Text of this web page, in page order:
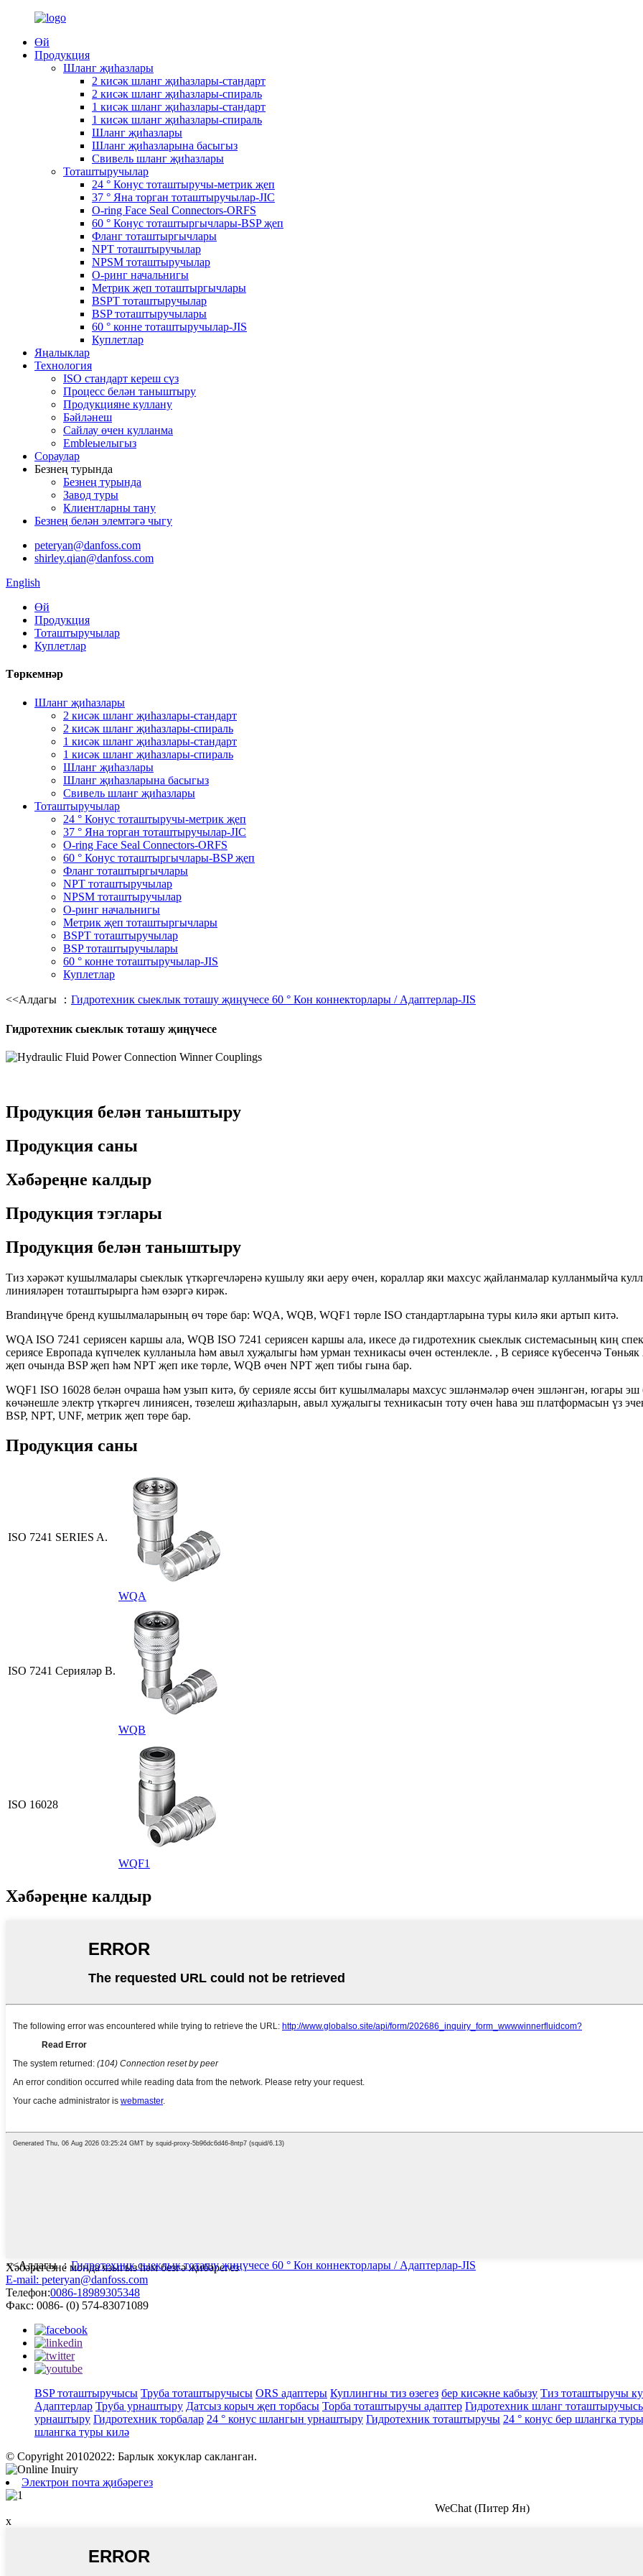
Өй
Продукция
Шланг җиһазлары
2 кисәк шланг җиһазлары-стандарт
2 кисәк шланг җиһазлары-спираль
1 кисәк шланг җиһазлары-стандарт
1 кисәк шланг җиһазлары-спираль
Шланг җиһазлары
Шланг җиһазларына басыгыз
Свивель шланг җиһазлары
Тоташтыручылар
24 ° Конус тоташтыручы-метрик җеп
37 ° Яна торган тоташтыручылар-JIC
O-ring Face Seal Connectors-ORFS
60 ° Конус тоташтыргычлары-BSP җеп
Фланг тоташтыргычлары
NPT тоташтыручылар
NPSM тоташтыручылар
О-ринг начальнигы
Метрик җеп тоташтыргычлары
BSPT тоташтыручылар
BSP тоташтыручылары
60 ° конне тоташтыручылар-JIS
Куплетлар
Яңалыклар
Технология
ISO стандарт кереш сүз
Процесс белән таныштыру
Продукцияне куллану
Бәйләнеш
Сайлау өчен кулланма
Embleыелыгыз
Сораулар
Безнең турында
Безнең турында
Завод туры
Клиентларны тану
Безнең белән элемтәгә чыгу
peteryan@danfoss.com
shirley.qian@danfoss.com
English
Өй
Продукция
Тоташтыручылар
Куплетлар
Төркемнәр
Шланг җиһазлары
2 кисәк шланг җиһазлары-стандарт
2 кисәк шланг җиһазлары-спираль
1 кисәк шланг җиһазлары-стандарт
1 кисәк шланг җиһазлары-спираль
Шланг җиһазлары
Шланг җиһазларына басыгыз
Свивель шланг җиһазлары
Тоташтыручылар
24 ° Конус тоташтыручы-метрик җеп
37 ° Яна торган тоташтыручылар-JIC
O-ring Face Seal Connectors-ORFS
60 ° Конус тоташтыргычлары-BSP җеп
Фланг тоташтыргычлары
NPT тоташтыручылар
NPSM тоташтыручылар
О-ринг начальнигы
Метрик җеп тоташтыргычлары
BSPT тоташтыручылар
BSP тоташтыручылары
60 ° конне тоташтыручылар-JIS
Куплетлар
<<Алдагы ： Гидротехник сыеклык тоташу җиңүчесе 60 ° Кон коннекторлары / Адаптерлар-JIS
Гидротехник сыеклык тоташу җиңүчесе
Продукция белән таныштыру
Продукция саны
Хәбәреңне калдыр
Продукция тэглары
Продукция белән таныштыру
Тиз хәрәкәт кушылмалары сыеклык үткәргечләренә кушылу яки аеру өчен, кораллар яки махсус җайланмалар кулланмыйча
линияләрен тоташтырырга һәм өзәргә кирәк.
Brandиңүче бренд кушылмаларының өч төре бар: WQA, WQB, WQF1 төрле ISO стандартларына туры килә яки артып китә.
WQA ISO 7241 сериясен каршы ала, WQB ISO 7241 сериясен каршы ала, икесе дә гидротехник сыеклык системасының киң
сериясе Европада күпчелек кулланыла һәм авыл хуҗалыгы һәм урман техникасы өчен өстенлекле. , В сериясе күбесенчә
җеп очында BSP җеп һәм NPT җеп ике төрле, WQB өчен NPT җеп тибы гына бар.
WQF1 ISO 16028 белән очраша һәм узып китә, ​​бу серияле яссы бит кушылмалары махсус эшләнмәләр өчен эшләнгән, югары
көчәнешле электр үткәргеч линиясен, төзелеш җиһазларын, авыл хуҗалыгы техникасын тоту өчен һава эш платформасын үз
BSP, NPT, UNF, метрик җеп төре бар.
Продукция саны
ISO 7241 SERIES A.
WQA
ISO 7241 Серияләр В.
WQB
ISO 16028
WQF1
Хәбәреңне калдыр
Хәбәрегезне монда языгыз һәм безгә җибәрегез
<<Алдагы ：Гидротехник сыеклык тоташу җиңүчесе 60 ° Кон коннекторлары / Адаптерлар-JIS
E-mail: peteryan@danfoss.com
Телефон:0086-18989305348
Факс: 0086- (0) 574-83071089
BSP тоташтыручысы Труба тоташтыручысы ORS адаптеры Куплингны тиз өзегез бер кисәкне кабызу Тиз тоташтыручы
Адаптерлар Труба урнаштыру Датсыз корыч җеп торбасы Торба тоташтыручы адаптер Гидротехник шланг
урнаштыру Гидротехник торбалар 24 ° конус шлангын урнаштыру Гидротехник тоташтыручы 24 ° конус бер шлангка
шлангка туры килә
© Copyright 20102022: Барлык хокуклар сакланган.
Электрон почта җибәрегез
WeChat (Питер Ян)
x